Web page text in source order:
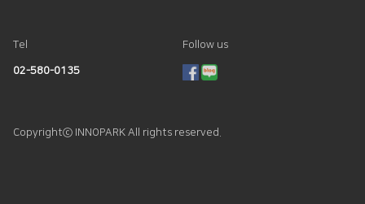
Tel
02-580-0135
Follow us
Copyrightⓒ INNOPARK All rights reserved.